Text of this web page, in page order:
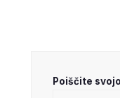
Poiščite